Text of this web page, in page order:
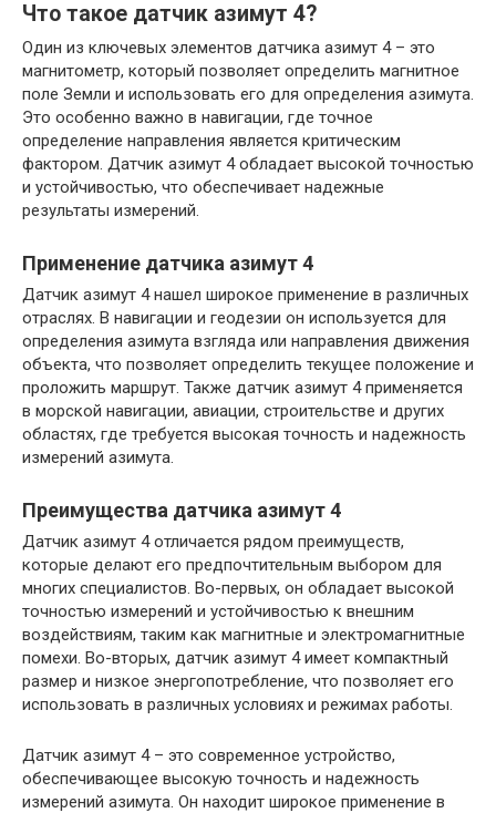
Что такое датчик азимут 4?
Один из ключевых элементов датчика азимут 4 – это
магнитометр, который позволяет определить магнитное
поле Земли и использовать его для определения азимута.
Это особенно важно в навигации, где точное
определение направления является критическим
фактором. Датчик азимут 4 обладает высокой точностью
и устойчивостью, что обеспечивает надежные
результаты измерений.
Применение датчика азимут 4
Датчик азимут 4 нашел широкое применение в различных
отраслях. В навигации и геодезии он используется для
определения азимута взгляда или направления движения
объекта, что позволяет определить текущее положение и
проложить маршрут. Также датчик азимут 4 применяется
в морской навигации, авиации, строительстве и других
областях, где требуется высокая точность и надежность
измерений азимута.
Преимущества датчика азимут 4
Датчик азимут 4 отличается рядом преимуществ,
которые делают его предпочтительным выбором для
многих специалистов. Во-первых, он обладает высокой
точностью измерений и устойчивостью к внешним
воздействиям, таким как магнитные и электромагнитные
помехи. Во-вторых, датчик азимут 4 имеет компактный
размер и низкое энергопотребление, что позволяет его
использовать в различных условиях и режимах работы.
Датчик азимут 4 – это современное устройство,
обеспечивающее высокую точность и надежность
измерений азимута. Он находит широкое применение в